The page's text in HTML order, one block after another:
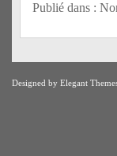
Publié dans :
Designed by Elegant